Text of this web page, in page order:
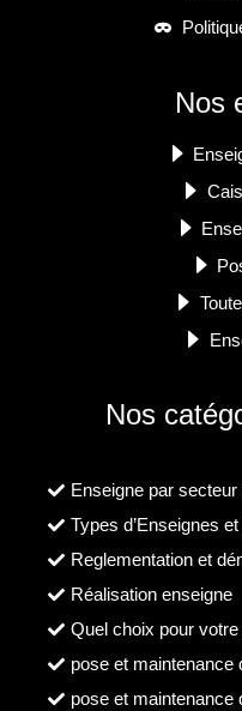
Nos
Nos
Enseigne par
Types d’Enseignes
Reglementation et
Réalisation enseigne
Quel choix pour
pose et maintenance
pose et maintenance